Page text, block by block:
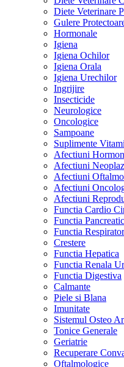
Diete Veterinare
Gulere
Hormonale
Igiena
Igiena Ochilor
Igiena Orala
Igiena Urechilor
Ingrijire
Insecticide
Neurologice
Oncologice
Sampoane
Suplimente
Afectiuni
Afectiuni
Afectiuni
Afectiuni
Afectiuni
Functia Cardio
Functia
Functia
Crestere
Functia Hepatica
Functia Renala
Functia Digestiva
Calmante
Piele si Blana
Imunitate
Sistemul Osteo
Tonice Generale
Geriatrie
Recuperare
Oftalmologice